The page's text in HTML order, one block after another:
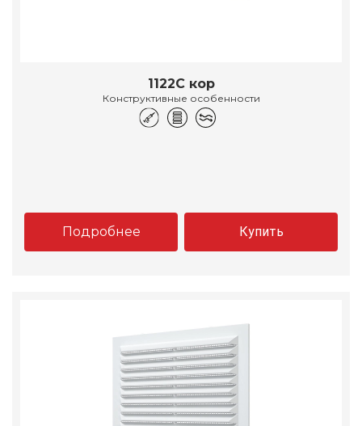
1122С кор
Конструктивные особенности
Подробнее Купить